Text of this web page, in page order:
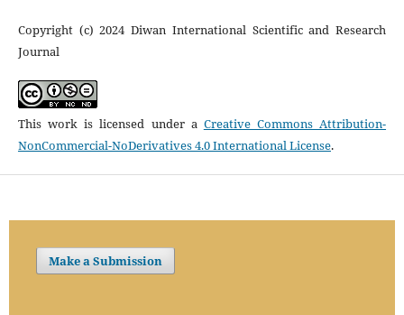
Copyright (c) 2024 Diwan International Scientific and Research
Journal
This work is licensed under a Creative Commons Attribution-
NonCommercial-NoDerivatives 4.0 International License.
Make a Submission